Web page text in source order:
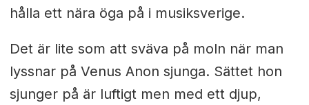
hålla ett nära öga på i musiksverige.
Det är lite som att sväva på moln när man
lyssnar på Venus Anon sjunga. Sättet hon
sjunger på är luftigt men med ett djup,